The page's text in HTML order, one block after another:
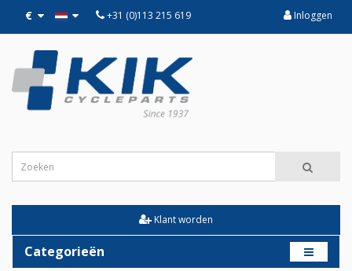
€ +31 (0)113 215 619 Inloggen
Klant worden
Categorieën